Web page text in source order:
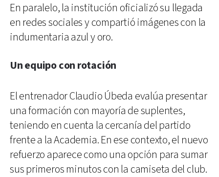
En paralelo, la institución oficializó su llegada
en redes sociales y compartió imágenes con la
indumentaria azul y oro.
Un equipo con rotación
El entrenador Claudio Úbeda evalúa presentar
una formación con mayoría de suplentes,
teniendo en cuenta la cercanía del partido
frente a la Academia. En ese contexto, el nuevo
refuerzo aparece como una opción para sumar
sus primeros minutos con la camiseta del club.